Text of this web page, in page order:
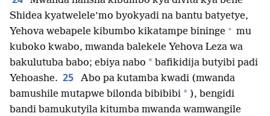
Shidea kyatwelele’mo byokyadi na bantu batyetye,
Yehova webapele kibumbo kikatampe bininge + mu
kuboko kwabo, mwanda balekele Yehova Leza wa
bakulutuba babo; ebiya nabo * bafikidija butyibi padi
Yehoashe. 25
Abo pa kutamba kwadi (mwanda
bamushile mutapwe bilonda bibibibi * ), bengidi
bandi bamukutyila kitumba mwanda wamwangile